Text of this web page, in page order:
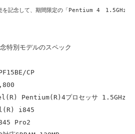
を記念して、期間限定の「Pentium 4 1.5GHz」
特別モデルのスペック
CP
プロセッサ 1.5GHz
i845
Pro2